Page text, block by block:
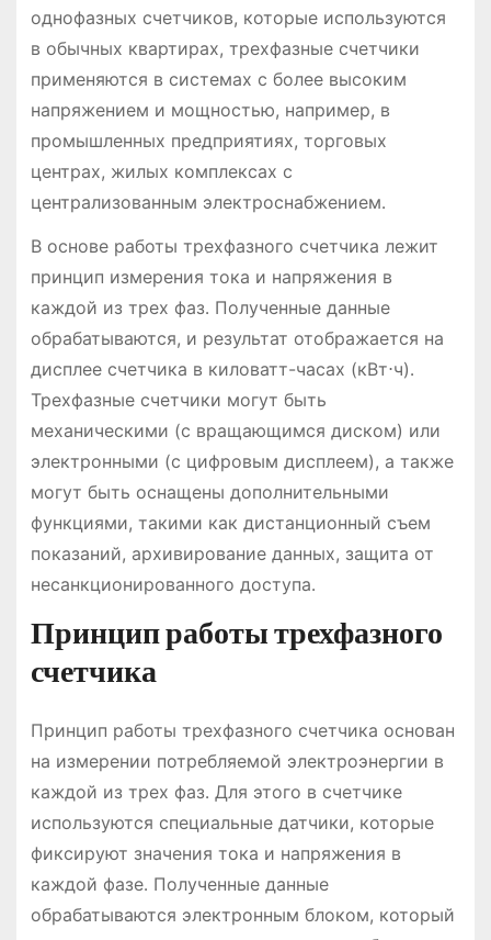
однофазных счетчиков, которые используются
в обычных квартирах, трехфазные счетчики
применяются в системах с более высоким
напряжением и мощностью, например, в
промышленных предприятиях, торговых
центрах, жилых комплексах с
централизованным электроснабжением․
В основе работы трехфазного счетчика лежит
принцип измерения тока и напряжения в
каждой из трех фаз․ Полученные данные
обрабатываются, и результат отображается на
дисплее счетчика в киловатт-часах (кВт⋅ч)․
Трехфазные счетчики могут быть
механическими (с вращающимся диском) или
электронными (с цифровым дисплеем), а также
могут быть оснащены дополнительными
функциями, такими как дистанционный съем
показаний, архивирование данных, защита от
несанкционированного доступа․
Принцип работы трехфазного
счетчика
Принцип работы трехфазного счетчика основан
на измерении потребляемой электроэнергии в
каждой из трех фаз․ Для этого в счетчике
используются специальные датчики, которые
фиксируют значения тока и напряжения в
каждой фазе․ Полученные данные
обрабатываются электронным блоком, который